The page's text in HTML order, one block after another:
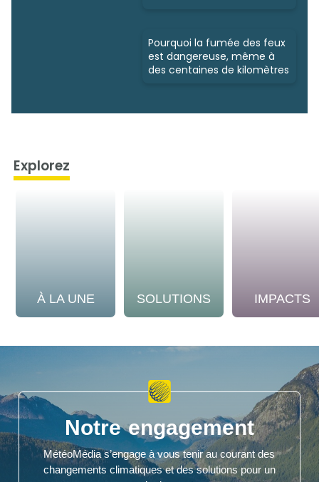
Pourquoi la fumée des feux
est dangereuse, même à
des centaines de kilomètres
Explorez
À LA UNE SOLUTIONS IMPACTS
Notre engagement
MétéoMédia s’engage à vous tenir au courant des
changements climatiques et des solutions pour un